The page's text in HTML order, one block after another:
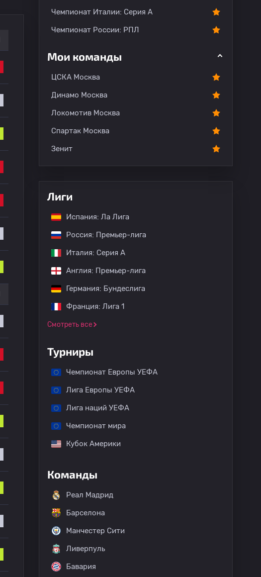
Чемпионат Италии: Серия А
Чемпионат России: РПЛ
Мои команды
ЦСКА Москва
Динамо Москва
Локомотив Москва
Спартак Москва
Зенит
Лиги
Испания: Ла Лига
Россия: Премьер-лига
Италия: Серия А
Англия: Премьер-лига
Германия: Бундеслига
Франция: Лига 1
Смотреть все
Турниры
Чемпионат Европы УЕФА
Лига Европы УЕФА
Лига наций УЕФА
Чемпионат мира
Кубок Америки
Команды
Реал Мадрид
Барселона
Манчестер Сити
Ливерпуль
Бавария